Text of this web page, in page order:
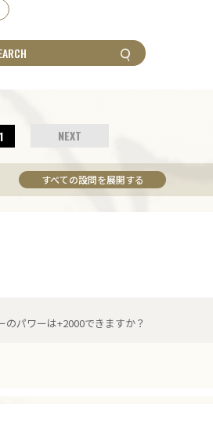
1 NEXT
すべての設問を展開する
パワーは+2000できますか？